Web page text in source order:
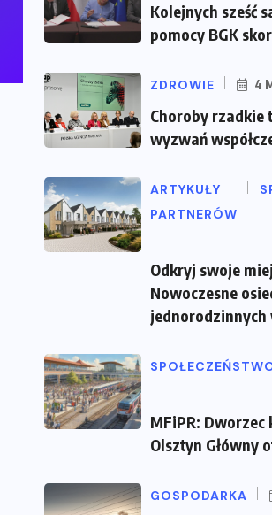
Kolejnych sześć
pomocy BGK
ZDROWIE 4
Choroby rzadkie
wyzwań
ARTYKUŁY
PARTNERÓW
Odkryj swoje
Nowoczesne
jednorodzinnych
MFiPR:
Olsztyn Główny
GOSPODARKA